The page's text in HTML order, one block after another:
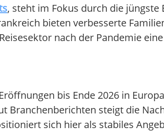
, steht im Fokus durch die jüngste
bieten verbesserte
nach der Pandemie
bis Ende 2026 in
Branchenberichten steigt die
sich hier als stabiles